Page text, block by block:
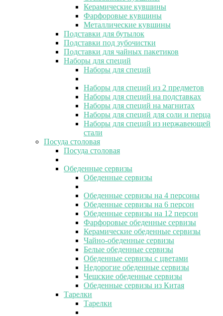
Керамические кувшины
Фарфоровые кувшины
Металлические кувшины
Подставки для бутылок
Подставки под зубочистки
Подставки для чайных пакетиков
Наборы для специй
Наборы для специй
Наборы для специй из 2 предметов
Наборы для специй на подставках
Наборы для специй на магнитах
Наборы для специй для соли и перца
Наборы для специй из нержавеющей
стали
Посуда столовая
Посуда столовая
Обеденные сервизы
Обеденные сервизы
Обеденные сервизы на 4 персоны
Обеденные сервизы на 6 персон
Обеденные сервизы на 12 персон
Фарфоровые обеденные сервизы
Керамические обеденные сервизы
Чайно-обеденные сервизы
Белые обеденные сервизы
Обеденные сервизы с цветами
Недорогие обеденные сервизы
Чешские обеденные сервизы
Обеденные сервизы из Китая
Тарелки
Тарелки